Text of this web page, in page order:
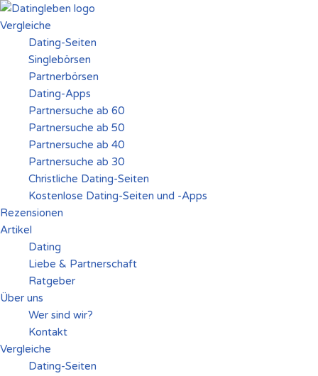
Zum
Inhalt
springen
Vergleiche
Dating-Seiten
Singlebörsen
Partnerbörsen
Dating-Apps
Partnersuche ab 60
Partnersuche ab 50
Partnersuche ab 40
Partnersuche ab 30
Christliche Dating-Seiten
Kostenlose Dating-Seiten und -Apps
Rezensionen
Artikel
Dating
Liebe & Partnerschaft
Ratgeber
Über uns
Wer sind wir?
Kontakt
Vergleiche
Dating-Seiten